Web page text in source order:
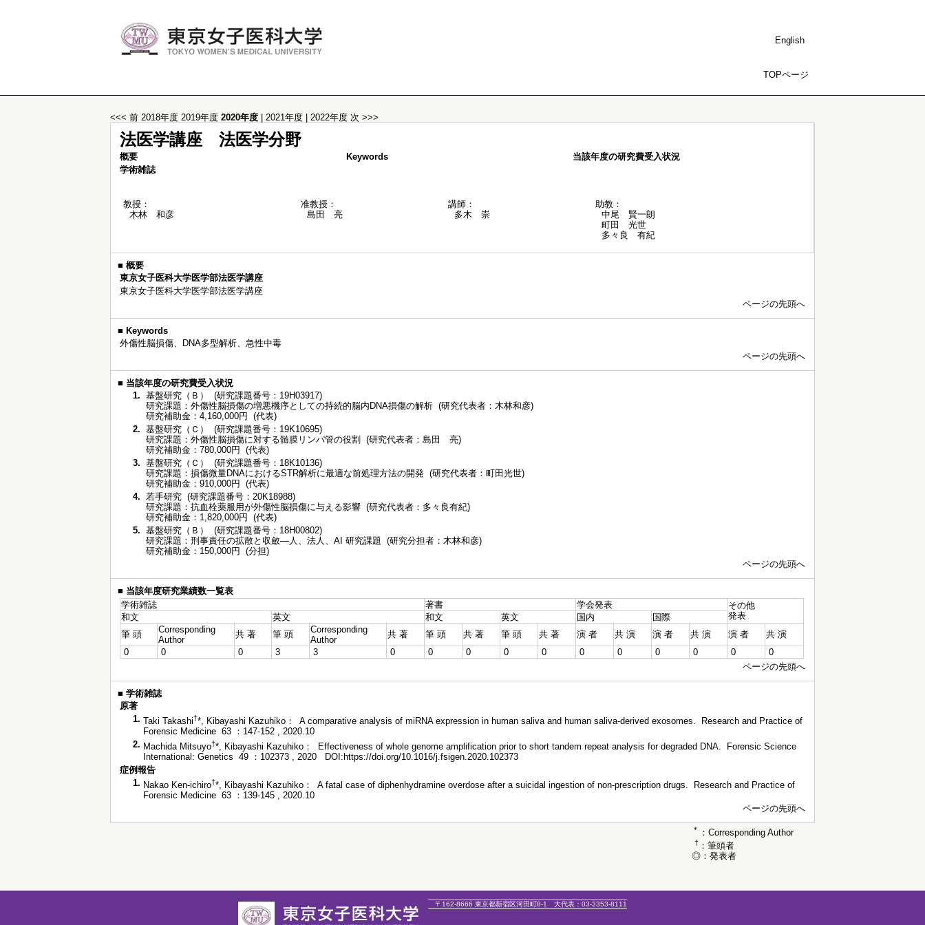
English
TOPページ
<<< 前 2018年度 2019年度 2020年度 2021年度 2022年度 次 >>>
法医学講座 法医学分野
概要 Keywords
当該年度の研究費受入状況
学術雑誌
教授：
木林 和彦
准教授：
島田 亮
講師：
多木 崇
助教：
中尾 賢一朗
町田 光世
多々良 有紀
■ 概要
東京女子医科大学医学部法医学講座
東京女子医科大学医学部法医学講座
ページの先頭へ
■ Keywords
外傷性脳損傷、DNA多型解析、急性中毒
ページの先頭へ
■ 当該年度の研究費受入状況
1. 基盤研究（Ｂ） (研究課題番号：19H03917)
研究課題：外傷性脳損傷の増悪機序としての持続的脳内DNA損傷の解析 (研究代表者：木林和彦)
研究補助金：4,160,000円 (代表)
2. 基盤研究（Ｃ） (研究課題番号：19K10695)
研究課題：外傷性脳損傷に対する髄膜リンパ管の役割 (研究代表者：島田 亮)
研究補助金：780,000円 (代表)
3. 基盤研究（Ｃ） (研究課題番号：18K10136)
研究課題：損傷微量DNAにおけるSTR解析に最適な前処理方法の開発 (研究代表者：町田光世)
研究補助金：910,000円 (代表)
4. 若手研究 (研究課題番号：20K18988)
研究課題：抗血栓薬服用が外傷性脳損傷に与える影響 (研究代表者：多々良有紀)
研究補助金：1,820,000円 (代表)
5. 基盤研究（Ｂ） (研究課題番号：18H00802)
研究課題：刑事責任の拡散と収斂―人、法人、AI 研究課題 (研究分担者：木林和彦)
研究補助金：150,000円 (分担)
ページの先頭へ
■ 当該年度研究業績数一覧表
学術雑誌
著書 学会発表
その他
発表
和文 英文 和文 英文 国内
国際
筆 頭
Corresponding
Author
共 著 筆 頭
Corresponding
Author
共 著 筆 頭 共 著 筆 頭 共 著 演 者 共 演 演 者 共 演 演 者
共 演
0
0 0 3 3 0 0 0 0 0 0 0 0 0 0
0
ページの先頭へ
■ 学術雑誌
原著
1. Taki Takashi†*, Kibayashi Kazuhiko： A comparative analysis of miRNA expression in human saliva and human saliva-derived exosomes. Research and Practice of
Forensic Medicine 63 ：147-152 , 2020.10
2. Machida Mitsuyo†*, Kibayashi Kazuhiko： Effectiveness of whole genome amplification prior to short tandem repeat analysis for degraded DNA. Forensic Science
International: Genetics 49 ：102373 , 2020
DOI:https://doi.org/10.1016/j.fsigen.2020.102373
症例報告
1. Nakao Ken-ichiro†*, Kibayashi Kazuhiko： A fatal case of diphenhydramine overdose after a suicidal ingestion of non-prescription drugs. Research and Practice of
Forensic Medicine 63 ：139-145 , 2020.10
ページの先頭へ
＊ ：Corresponding Author
† ：筆頭者
◎：発表者
〒162-8666 東京都新宿区河田町8-1 大代表： 03-3353-8111